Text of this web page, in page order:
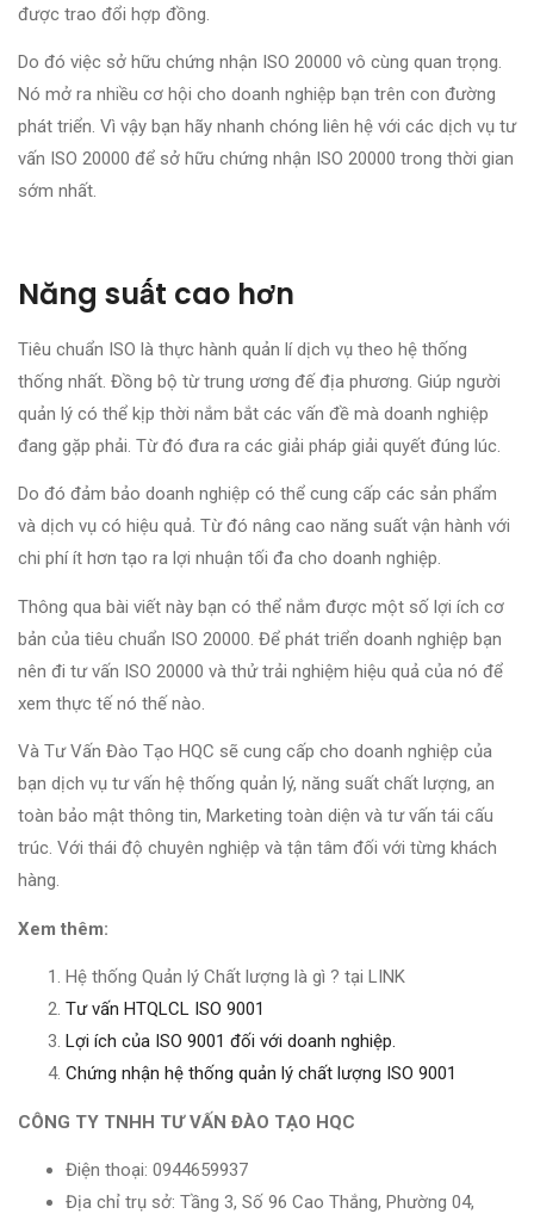
được trao đổi hợp đồng.
Do đó việc sở hữu chứng nhận ISO 20000 vô cùng quan trọng.
Nó mở ra nhiều cơ hội cho doanh nghiệp bạn trên con đường
phát triển. Vì vậy bạn hãy nhanh chóng liên hệ với các dịch vụ tư
vấn ISO 20000 để sở hữu chứng nhận ISO 20000 trong thời gian
sớm nhất.
Năng suất cao hơn
Tiêu chuẩn ISO là thực hành quản lí dịch vụ theo hệ thống
thống nhất. Đồng bộ từ trung ương đế địa phương. Giúp người
quản lý có thể kịp thời nắm bắt các vấn đề mà doanh nghiệp
đang gặp phải. Từ đó đưa ra các giải pháp giải quyết đúng lúc.
Do đó đảm bảo doanh nghiệp có thể cung cấp các sản phẩm
và dịch vụ có hiệu quả. Từ đó nâng cao năng suất vận hành với
chi phí ít hơn tạo ra lợi nhuận tối đa cho doanh nghiệp.
Thông qua bài viết này bạn có thể nắm được một số lợi ích cơ
bản của tiêu chuẩn ISO 20000. Để phát triển doanh nghiệp bạn
nên đi tư vấn ISO 20000 và thử trải nghiệm hiệu quả của nó để
xem thực tế nó thế nào.
Và Tư Vấn Đào Tạo HQC sẽ cung cấp cho doanh nghiệp của
bạn dịch vụ tư vấn hệ thống quản lý, năng suất chất lượng, an
toàn bảo mật thông tin, Marketing toàn diện và tư vấn tái cấu
trúc. Với thái độ chuyên nghiệp và tận tâm đối với từng khách
hàng.
Xem thêm:
Hệ thống Quản lý Chất lượng là gì ? tại LINK
Tư vấn HTQLCL ISO 9001
Lợi ích của ISO 9001 đối với doanh nghiệp.
Chứng nhận hệ thống quản lý chất lượng ISO 9001
CÔNG TY TNHH TƯ VẤN ĐÀO TẠO HQC
Điện thoại: 0944659937
Địa chỉ trụ sở: Tầng 3, Số 96 Cao Thắng, Phường 04,